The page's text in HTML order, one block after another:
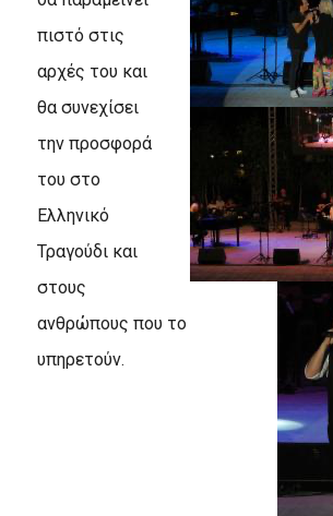
πιστό στις
αρχές του και
θα συνεχίσει
την προσφορά
του στο
Ελληνικό
Τραγούδι και
στους
ανθρώπους που το
υπηρετούν.